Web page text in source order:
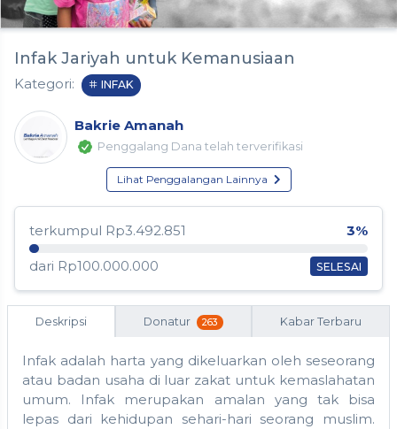
Infak Jariyah untuk Kemanusiaan
Kategori: INFAK
Bakrie Amanah
Penggalang Dana telah terverifikasi
Lihat Penggalangan Lainnya
terkumpul Rp3.492.851 3%
dari Rp100.000.000 SELESAI
Deskripsi Donatur 263 Kabar Terbaru
Infak adalah harta yang dikeluarkan oleh seseorang
atau badan usaha di luar zakat untuk kemaslahatan
umum. Infak merupakan amalan yang tak bisa
lepas dari kehidupan sehari-hari seorang muslim.